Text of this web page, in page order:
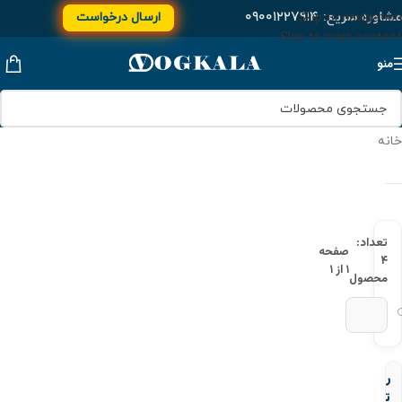
Skip to navigation
Skip to main content
مشاوره سریع:۰۹۰۰۱۲۲۷۹۱۴ ارسال درخواست
منو
خانه
تعداد:
۴
محصول
صفحه
۱ از ۱
روپیچ